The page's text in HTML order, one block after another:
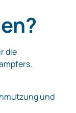
die
und